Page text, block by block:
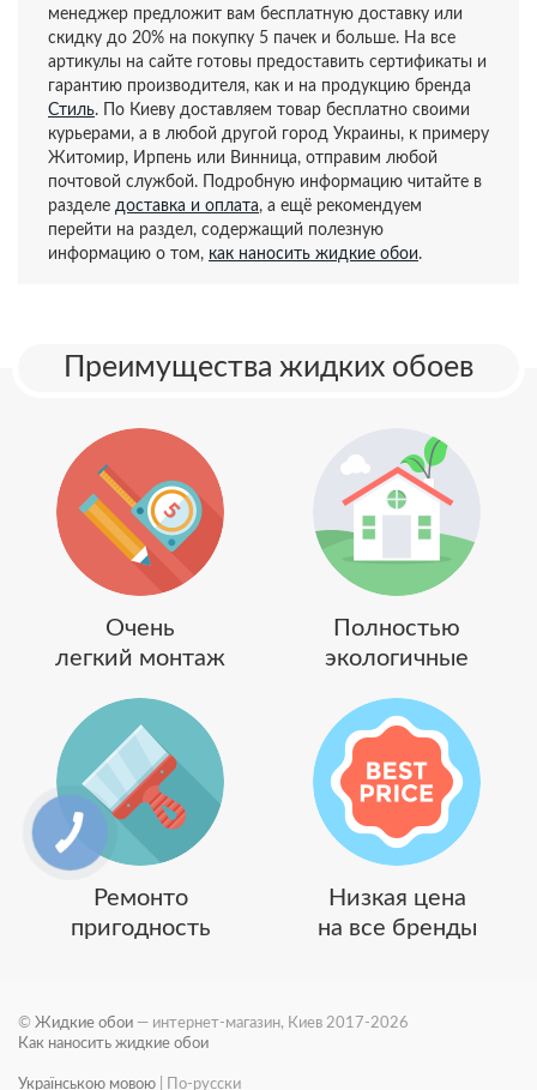
менеджер предложит вам бесплатную доставку или
скидку до 20% на покупку 5 пачек и больше. На все
артикулы на сайте готовы предоставить сертификаты и
гарантию производителя, как и на продукцию бренда
Стиль. По Киеву доставляем товар бесплатно своими
курьерами, а в любой другой город Украины, к примеру
Житомир, Ирпень или Винница, отправим любой
почтовой службой. Подробную информацию читайте в
разделе доставка и оплата, а ещё рекомендуем
перейти на раздел, содержащий полезную
информацию о том, как наносить жидкие обои.
Преимущества жидких обоев
Очень
легкий монтаж
Полностью
экологичные
Ремонто
пригодность
Низкая цена
на все бренды
© Жидкие обои — интернет-магазин, Киев 2017-2026
Как наносить жидкие обои
Українською мовою По-русски